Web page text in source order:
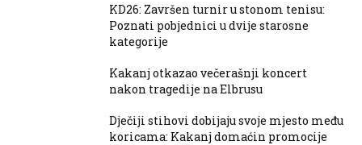
KD26: Završen turnir u stonom tenisu:
Poznati pobjednici u dvije starosne
kategorije
Kakanj otkazao večerašnji koncert
nakon tragedije na Elbrusu
Dječiji stihovi dobijaju svoje mjesto među
koricama: Kakanj domaćin promocije